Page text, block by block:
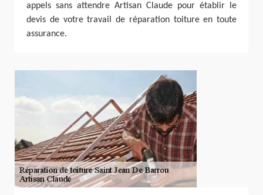
appels sans attendre Artisan Claude pour établir le
devis de votre travail de réparation toiture en toute
assurance.